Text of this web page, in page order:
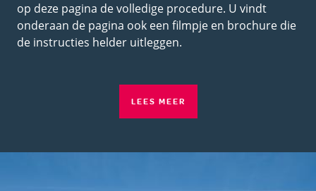
op deze pagina de volledige procedure. U vindt
onderaan de pagina ook een filmpje en brochure die
de instructies helder uitleggen.
LEES MEER